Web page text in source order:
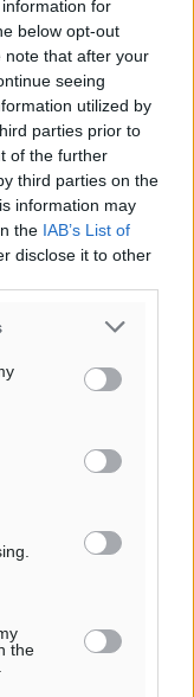
for
below opt-out
note that after your
seeing
utilized by
parties prior to
of the further
third parties on the
information may
the IAB’s List of
disclose it to other
the